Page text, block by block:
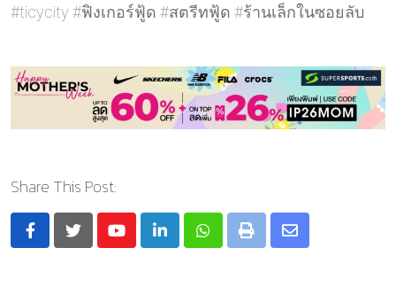
#ticycity #ฟิงเกอร์ฟู้ด #สตรีทฟู้ด #ร้านเล็กในซอยลับ
Share This Post:
YoutubeLinkedInWhatsapp
Print
Share